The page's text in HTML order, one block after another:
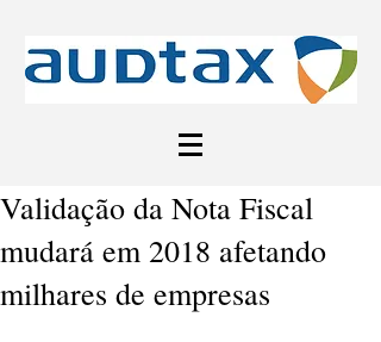
Validação da Nota Fiscal
mudará em 2018 afetando
milhares de empresas